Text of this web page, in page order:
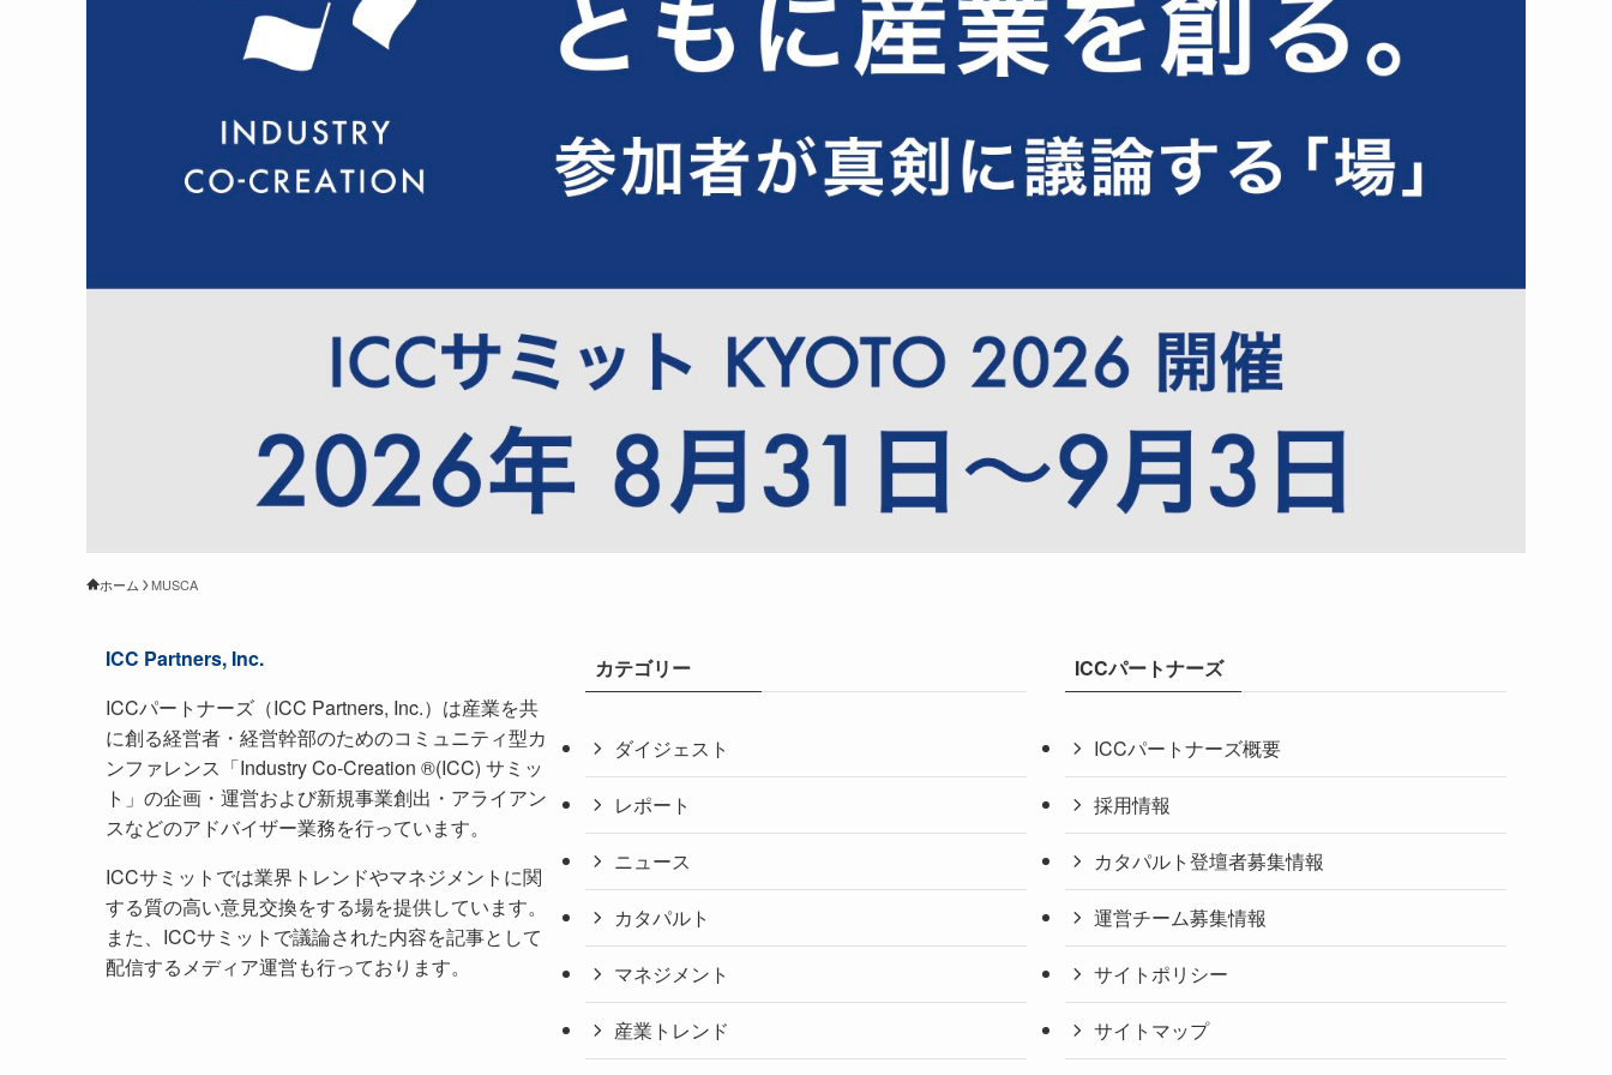
ホーム MUSCA
ICC Partners, Inc.
ICCパートナーズ（ICC Partners, Inc.）は産業を共
に創る経営者・経営幹部のためのコミュニティ型カ
ンファレンス「Industry Co-Creation ®(ICC) サミッ
ト」の企画・運営および新規事業創出・アライアン
スなどのアドバイザー業務を行っています。
ICCサミットでは業界トレンドやマネジメントに関
する質の高い意見交換をする場を提供しています。
また、ICCサミットで議論された内容を記事として
配信するメディア運営も行っております。
カテゴリー
ダイジェスト
レポート
ニュース
カタパルト
マネジメント
産業トレンド
ICCパートナーズ
ICCパートナーズ概要
採用情報
カタパルト登壇者募集情報
運営チーム募集情報
サイトポリシー
サイトマップ